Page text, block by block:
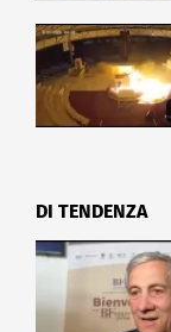
DI TENDENZA